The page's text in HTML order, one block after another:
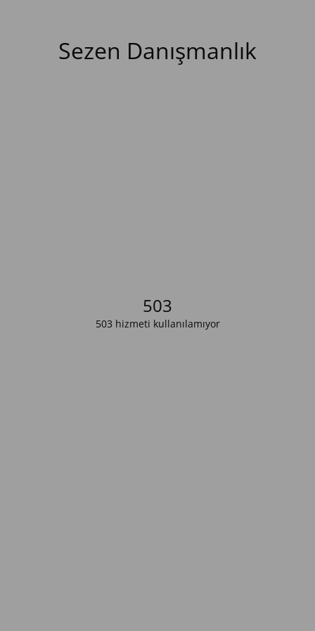
Sezen Danışmanlık
503
503 hizmeti kullanılamıyor